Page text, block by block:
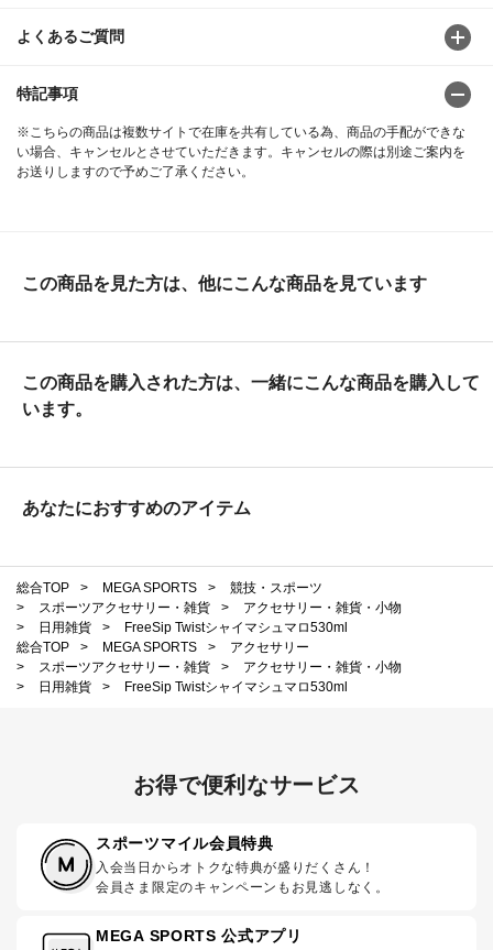
よくあるご質問
特記事項
※こちらの商品は複数サイトで在庫を共有している為、商品の手配ができな
い場合、キャンセルとさせていただきます。キャンセルの際は別途ご案内を
お送りしますので予めご了承ください。
この商品を見た方は、他にこんな商品を見ています
この商品を購入された方は、一緒にこんな商品を購入して
います。
あなたにおすすめのアイテム
総合TOP > MEGA SPORTS >
競技・スポーツ
>
スポーツアクセサリー・雑貨 >
アクセサリー・雑貨・小物
>
日用雑貨 >
FreeSip Twistシャイマシュマロ530ml
総合TOP
> MEGA SPORTS >
アクセサリー
>
スポーツアクセサリー・雑貨 >
アクセサリー・雑貨・小物
>
日用雑貨 > FreeSip Twistシャイマシュマロ530ml
お得で便利なサービス
スポーツマイル会員特典
入会当日からオトクな特典が盛りだくさん！
会員さま限定のキャンペーンもお見逃しなく。
MEGA SPORTS 公式アプリ